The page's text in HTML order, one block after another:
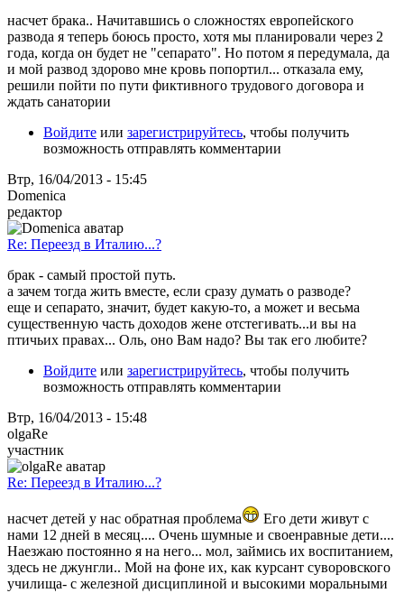
насчет брака.. Начитавшись о сложностях европейского
развода я теперь боюсь просто, хотя мы планировали через 2
года, когда он будет не "сепарато". Но потом я передумала, да
и мой развод здорово мне кровь попортил... отказала ему,
решили пойти по пути фиктивного трудового договора и
ждать санатории
Войдите или зарегистрируйтесь, чтобы получить
возможность отправлять комментарии
Втр, 16/04/2013 - 15:45
Domenica
редактор
Re: Переезд в Италию...?
брак - самый простой путь.
а зачем тогда жить вместе, если сразу думать о разводе?
еще и сепарато, значит, будет какую-то, а может и весьма
существенную часть доходов жене отстегивать...и вы на
птичьих правах... Оль, оно Вам надо? Вы так его любите?
Войдите или зарегистрируйтесь, чтобы получить
возможность отправлять комментарии
Втр, 16/04/2013 - 15:48
olgaRe
участник
Re: Переезд в Италию...?
насчет детей у нас обратная проблема
Его дети живут с
нами 12 дней в месяц.... Очень шумные и своенравные дети....
Наезжаю постоянно я на него... мол, займись их воспитанием,
здесь не джунгли.. Мой на фоне их, как курсант суворовского
училища- с железной дисциплиной и высокими моральными